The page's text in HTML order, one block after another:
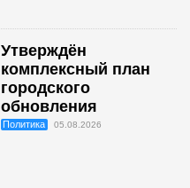
Утверждён
комплексный план
городского
обновления
Политика 05.08.2026